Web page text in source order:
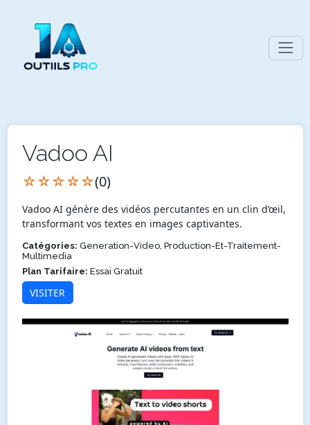
Vadoo AI
☆☆☆☆☆(0)
Vadoo AI génère des vidéos percutantes en un clin d’œil,
transformant vos textes en images captivantes.
Catégories: Generation-Video, Production-Et-Traitement-
Multimedia
Plan Tarifaire: Essai Gratuit
VISITER